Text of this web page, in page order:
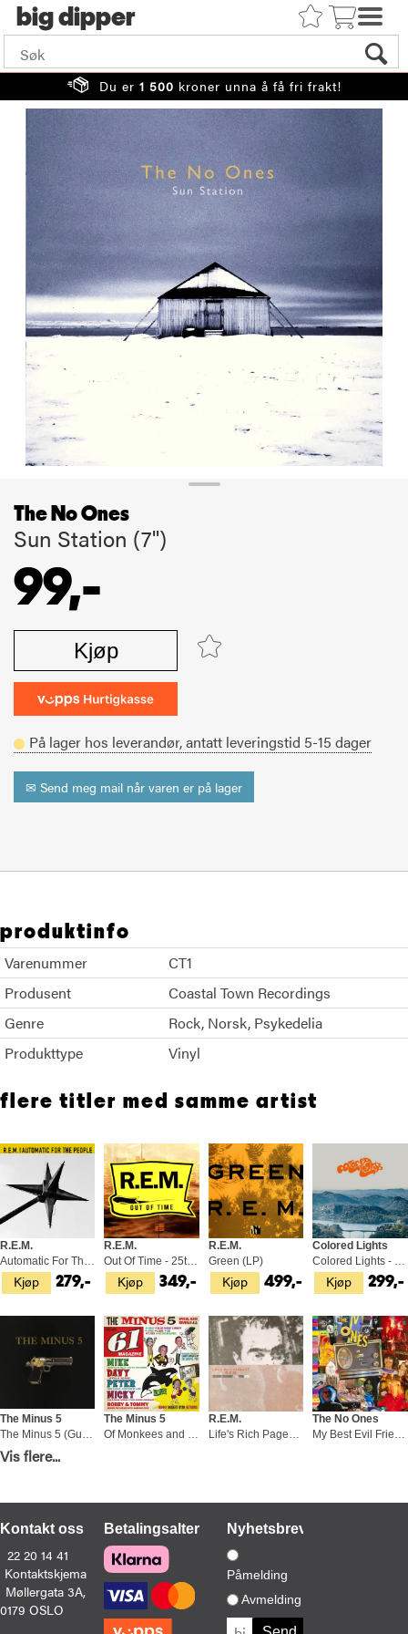
big
Du er 1 500 kroner unna å få fri frakt!
The No Ones
Sun Station (7'')
99,-
Kjøp
På lager hos leverandør,antatt leveringstid 5-15 dager
✉ Send meg mail når varen er på lager
produktinfo
Varenummer
CT1
Produsent
Coastal Town Recordings
Genre
Rock Norsk Psykedelia
Produkttype
Vinyl
flere titler med samme artist
Kjøp
R.E.M.
Automatic For The People (LP)
279,- Kjøp
R.E.M.
Out Of Time - 25th Anniversary Ed. (LP)
349,- Kjøp
R.E.M.
Green (LP)
499,- Kjøp
Colored Lights
Colored Lights - LTD (LP)
299,-
Kjøp
The Minus 5
329,-
The Minus 5
R.E.M.
The No Ones
Colored Lights
Kjøp
The No Ones
The Great Lost No Ones Album (LP+ 7")
349,- Kjøp
R.E.M.
R.E.M. At The BBC (2LP)
429,-
Vis flere...
Kontakt oss
22 20 14 41
Kontaktskjema
Møllergata 3A,
0179 OSLO
BetalingsalternativerNyhetsbrev
Påmelding
Avmelding